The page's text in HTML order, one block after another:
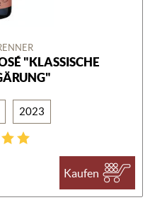
"KLASSISCHE
2023
Kaufen